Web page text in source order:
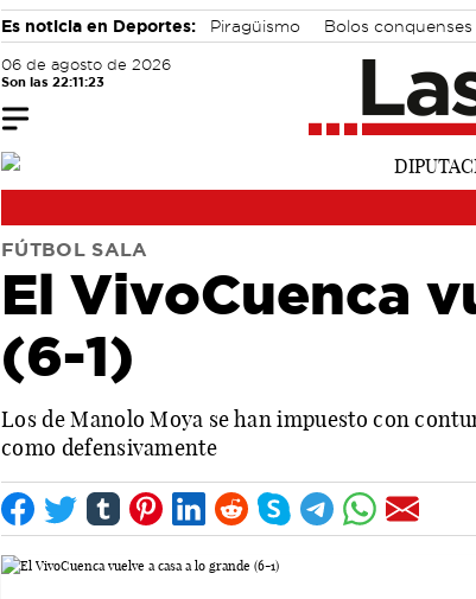
Es noticia en Deportes: Piragüismo Bolos conquenses
06 de agosto de 2026
Son las 22:11:24
FÚTBOL SALA
El VivoCuenca
(6-1)
Los de Manolo Moya se han impuesto con
como defensivamente